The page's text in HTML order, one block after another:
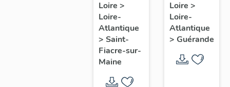
sur-
Maine :
présentation
de
l'opération
d'inventaire
Loire >
Loire-
Atlantique
> Saint-
Fiacre-sur-
Maine
de la
commune
et de
l'aire
Loire >
Loire-
Atlantique
> Guérande